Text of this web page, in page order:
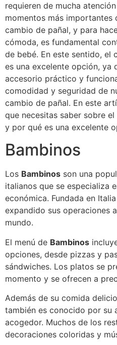
requieren de mucha
momentos más importantes
cambio de pañal, y para
cómoda, es fundamental
de bebé. En este sentido, el
es una excelente opción, ya
accesorio práctico y
comodidad y seguridad de
cambio de pañal. En este
que necesitas saber sobre
y por qué es una excelente
Bambinos
Los Bambinos son una
italianos que se especializa
económica. Fundada en
expandido sus operaciones
mundo.
El menú de Bambinos
opciones, desde pizzas y
sándwiches. Los platos se
momento y se ofrecen a
Además de su comida
también es conocido por su
acogedor. Muchos de los
decoraciones coloridas y